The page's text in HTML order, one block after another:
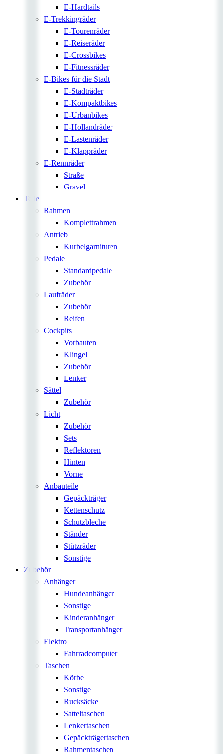
E-Hardtails
E-Trekkingräder
E-Tourenräder
E-Reiseräder
E-Crossbikes
E-Fitnessräder
E-Bikes für die Stadt
E-Stadträder
E-Kompaktbikes
E-Urbanbikes
E-Hollandräder
E-Lastenräder
E-Klappräder
E-Rennräder
Straße
Gravel
Teile
Rahmen
Komplettrahmen
Antrieb
Kurbelgarnituren
Pedale
Standardpedale
Zubehör
Laufräder
Zubehör
Reifen
Cockpits
Vorbauten
Klingel
Zubehör
Lenker
Sättel
Zubehör
Licht
Zubehör
Sets
Reflektoren
Hinten
Vorne
Anbauteile
Gepäckträger
Kettenschutz
Schutzbleche
Ständer
Stützräder
Sonstige
Zubehör
Anhänger
Hundeanhänger
Sonstige
Kinderanhänger
Transportanhänger
Elektro
Fahrradcomputer
Taschen
Körbe
Sonstige
Rucksäcke
Satteltaschen
Lenkertaschen
Gepäckträgertaschen
Rahmentaschen